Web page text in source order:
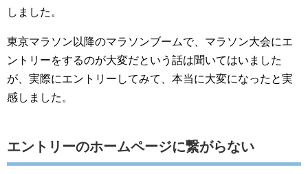
しました。
東京マラソン以降のマラソンブームで、マラソン大会にエ
ントリーをするのが大変だという話は聞いてはいました
が、実際にエントリーしてみて、本当に大変になったと実
感しました。
エントリーのホームページに繋がらない